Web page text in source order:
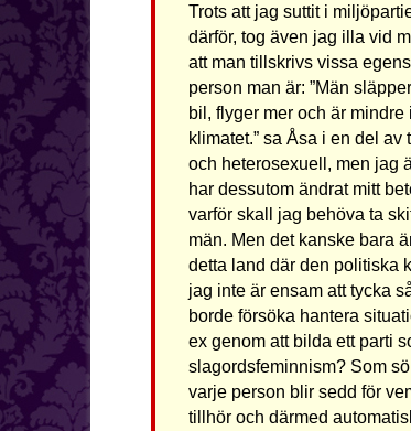
Trots att jag suttit i
därför, tog även jag illa vid
att man tillskrivs vissa
person man är: ”Män
bil, flyger mer och är
klimatet.” sa Åsa i en del
och heterosexuell, men jag
har dessutom ändrat mitt
varför skall jag behöva ta
män. Men det kanske bara
detta land där den politiska
jag inte är ensam att tycka
borde försöka hantera
ex genom att bilda ett parti
slagordsfeminnism? Som
varje person blir sedd för
tillhör och därmed